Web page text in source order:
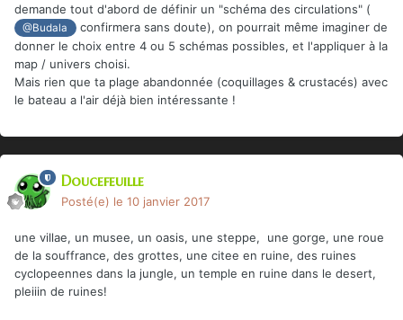
demande tout d'abord de définir un "schéma des circulations" (
@Budala confirmera sans doute), on pourrait même imaginer de
donner le choix entre 4 ou 5 schémas possibles, et l'appliquer à la
map / univers choisi.
Mais rien que ta plage abandonnée (coquillages & crustacés) avec
le bateau a l'air déjà bien intéressante !
Doucefeuille
Posté(e) le 10 janvier 2017
une villae, un musee, un oasis, une steppe, une gorge, une roue
de la souffrance, des grottes, une citee en ruine, des ruines
cyclopeennes dans la jungle, un temple en ruine dans le desert,
pleiiin de ruines!